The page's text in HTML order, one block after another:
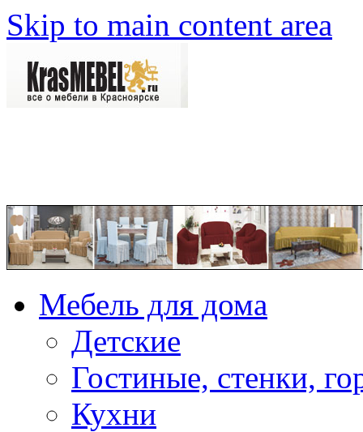
Skip to main content area
Мебель для дома
Детские
Гостиные, стенки,
Кухни